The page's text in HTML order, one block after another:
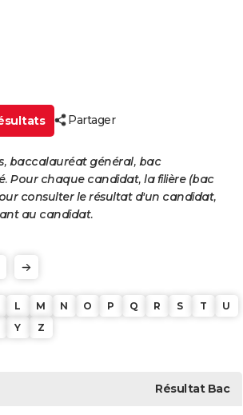
Partager
baccalauréat général, bac
Pour chaque candidat, la filière (bac
consulter le résultat d'un candidat,
au candidat.
L M N O P Q R S T
U
Y Z
RésultatBac